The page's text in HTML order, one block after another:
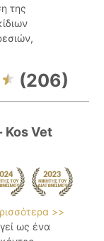
της
(206)
Kos Vet
>>
ως ένα